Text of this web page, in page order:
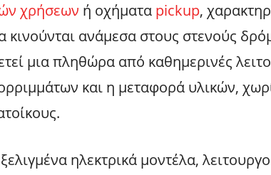
χρήσεων ή οχήματα pickup,
κινούνται ανάμεσα στους στενούς
μια πληθώρα από καθημερινές
και η μεταφορά υλικών,
ηλεκτρικά μοντέλα,